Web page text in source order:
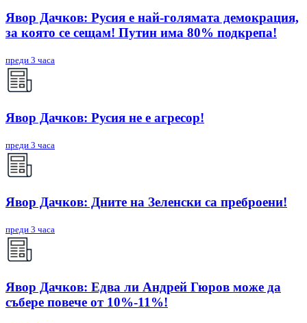
Явор Дачков: Русия е най-голямата демокрация,
за която се сещам! Путин има 80% подкрепа!
преди 3 часа
Явор Дачков: Русия не е агресор!
преди 3 часа
Явор Дачков: Дните на Зеленски са преброени!
преди 3 часа
Явор Дачков: Едва ли Андрей Гюров може да
събере повече от 10%-11%!